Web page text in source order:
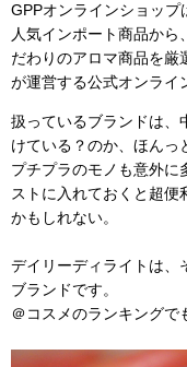
GPPオンラインショッ
人気インポート商品から
だわりのアロマ商品を厳
が運営する公式オンライ
扱っているブランドは、
けている？のか、ほんっ
プチプラのモノも意外に
ストに入れておくと超便
かもしれない。
デイリーディライトは、
ブランドです。
＠コスメのランキングで